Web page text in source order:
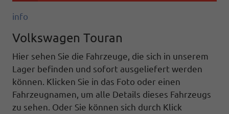
info
Volkswagen Touran
Hier sehen Sie die Fahrzeuge, die sich in unserem
Lager befinden und sofort ausgeliefert werden
können. Klicken Sie in das Foto oder einen
Fahrzeugnamen, um alle Details dieses Fahrzeugs
zu sehen. Oder Sie können sich durch Klick